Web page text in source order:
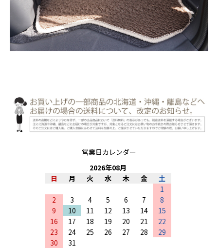
営業日カレンダー
2026年08月
日
月 火 水 木 金
土
1
2
3 4 5 6 7
8
9
10 11 12 13 14
15
16
17 18 19 20 21
22
23
24 25 26 27 28
29
30
31